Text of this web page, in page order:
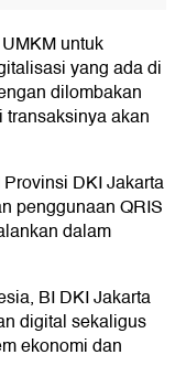
untuk
yang ada di
dilombakan
akan
DKI Jakarta
penggunaan QRIS
dalam
BI DKI Jakarta
digital sekaligus
ekonomi dan